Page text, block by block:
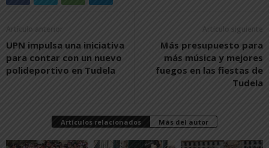
Artículo anterior
UPN impulsa una iniciativa
para contar con un nuevo
polideportivo en Tudela
Artículo siguiente
Más presupuesto para
más música y mejores
fuegos en las fiestas de
Tudela
Artículos relacionados Más del autor